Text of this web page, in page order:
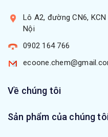
Lô A2, đường CN6,
Nội
0902 164 766
Về chúng tôi
Sản phẩm của chúng